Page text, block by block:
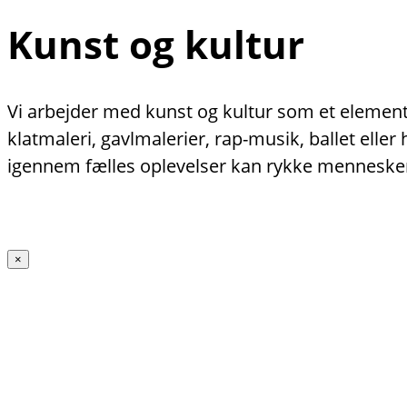
Kunst og kultur
Vi arbejder med kunst og kultur som et
klatmaleri, gavlmalerier, rap-musik, ballet
igennem fælles oplevelser kan rykke
×